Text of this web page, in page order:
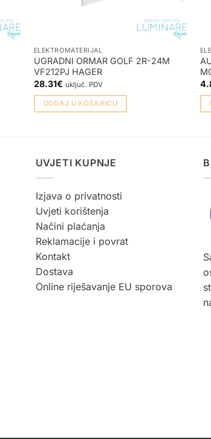
ELEKTROMATERIJAL
UGRADNI ORMAR GOLF 2R-24M
VF212PJ HAGER
28.31€ uključ. PDV
DODAJ U KOŠARICU
UVJETI KUPNJE
Izjava o privatnosti
Uvjeti korištenja
Načini plaćanja
Reklamacije i povrat
Kontakt
Dostava
Online riješavanje EU sporova